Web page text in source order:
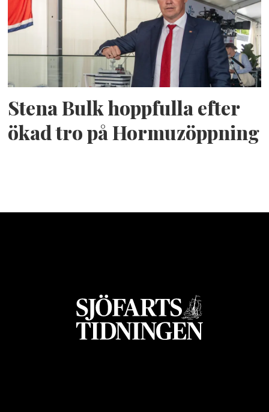
Stena Bulk hoppfulla efter
ökad tro på Hormuzöppning